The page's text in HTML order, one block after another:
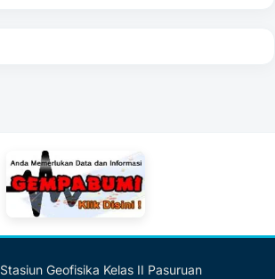
Stasiun Geofisika Kelas II Pasuruan